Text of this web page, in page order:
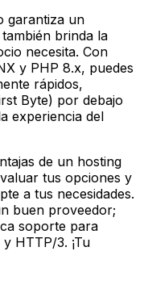
garantiza un
brinda la
necesita. Con
y PHP 8.x, puedes
rápidos,
Byte) por debajo
experiencia del
de un hosting
tus opciones y
a tus necesidades.
buen proveedor;
soporte para
HTTP/3. ¡Tu